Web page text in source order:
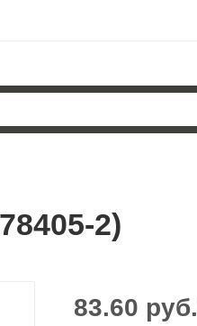
2)
83.60 руб.